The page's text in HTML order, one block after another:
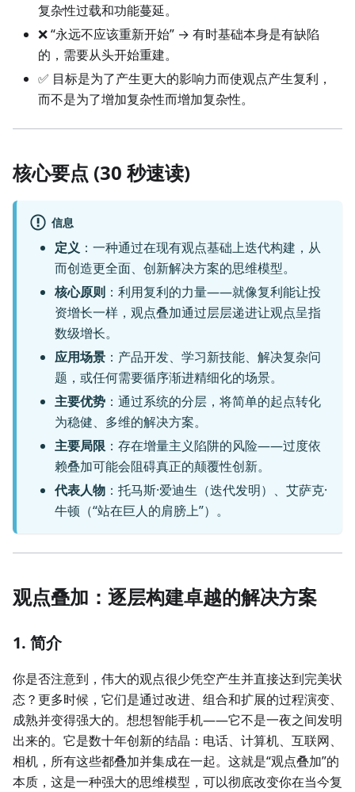
复杂性过载和功能蔓延。
❌ “永远不应该重新开始” → 有时基础本身是有缺陷
的，需要从头开始重建。
✅ 目标是为了产生更大的影响力而使观点产生复利，
而不是为了增加复杂性而增加复杂性。
核心要点 (30 秒速读)
信息
定义 ：一种通过在现有观点基础上迭代构建，从
而创造更全面、创新解决方案的思维模型。
核心原则 ：利用复利的力量——就像复利能让投
资增长一样，观点叠加通过层层递进让观点呈指
数级增长。
应用场景 ：产品开发、学习新技能、解决复杂问
题，或任何需要循序渐进精细化的场景。
主要优势 ：通过系统的分层，将简单的起点转化
为稳健、多维的解决方案。
主要局限 ：存在增量主义陷阱的风险——过度依
赖叠加可能会阻碍真正的颠覆性创新。
代表人物 ：托马斯·爱迪生（迭代发明）、艾萨克·
牛顿（“站在巨人的肩膀上”）。
观点叠加：逐层构建卓越的解决方案
1. 简介
你是否注意到，伟大的观点很少凭空产生并直接达到完美状
态？更多时候，它们是通过改进、组合和扩展的过程演变、
成熟并变得强大的。想想智能手机——它不是一夜之间发明
出来的。它是数十年创新的结晶：电话、计算机、互联网、
相机，所有这些都叠加并集成在一起。这就是“观点叠加”的
本质，这是一种强大的思维模型，可以彻底改变你在当今复